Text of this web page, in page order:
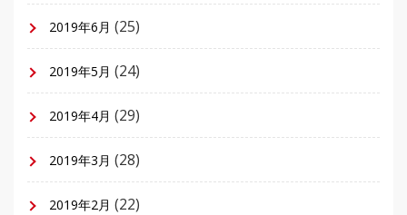
2019年6月 (25)
2019年5月 (24)
2019年4月 (29)
2019年3月 (28)
2019年2月 (22)